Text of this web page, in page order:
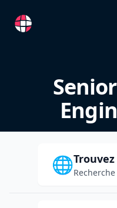
RemoteFR
🌐